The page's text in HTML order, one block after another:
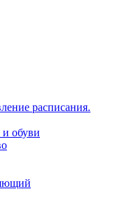
расписания.
обуви